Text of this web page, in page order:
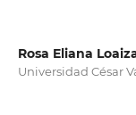
Rosa Eliana
Universidad César